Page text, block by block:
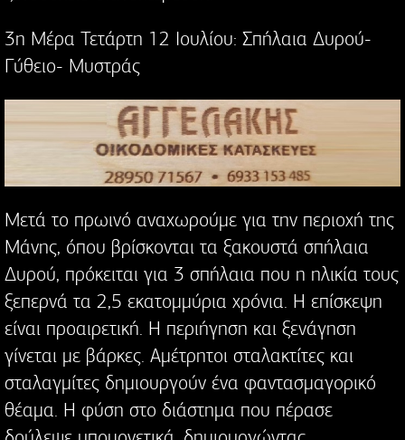
3η Μέρα Τετάρτη 12 Ιουλίου: Σπήλαια Δυρού-
Γύθειο- Μυστράς
Μετά το πρωινό αναχωρούμε για την περιοχή της
Μάνης, όπου βρίσκονται τα ξακουστά σπήλαια
Δυρού, πρόκειται για 3 σπήλαια που η ηλικία τους
ξεπερνά τα 2,5 εκατομμύρια χρόνια. Η επίσκεψη
είναι προαιρετική. Η περιήγηση και ξενάγηση
γίνεται με βάρκες. Αμέτρητοι σταλακτίτες και
σταλαγμίτες δημιουργούν ένα φαντασμαγορικό
θέαμα. Η φύση στο διάστημα που πέρασε